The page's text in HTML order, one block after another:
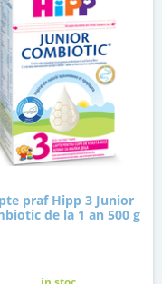
praf Hipp 3 Junior
de la 1 an 500 g